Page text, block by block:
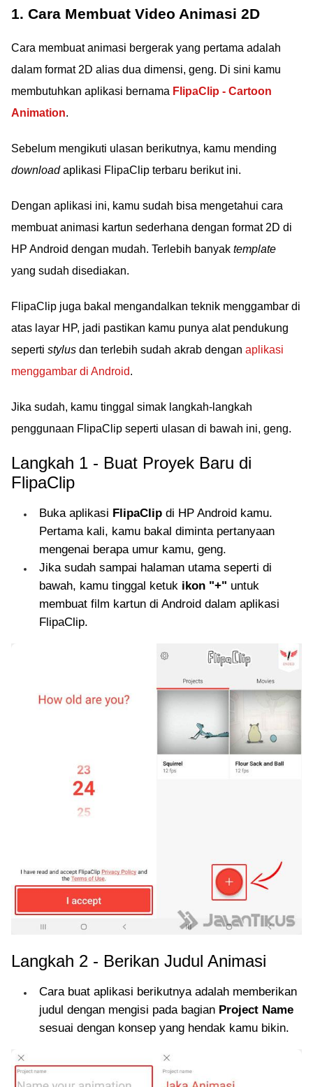
1. Cara Membuat Video Animasi 2D
Cara membuat animasi bergerak yang pertama adalah
dalam format 2D alias dua dimensi, geng. Di sini kamu
membutuhkan aplikasi bernama FlipaClip - Cartoon
Animation.
Sebelum mengikuti ulasan berikutnya, kamu mending
downloadaplikasi FlipaClip terbaru berikut ini.
Dengan aplikasi ini, kamu sudah bisa mengetahui cara
membuat animasi kartun sederhana dengan format 2D di
HP Android dengan mudah. Terlebih banyak template
yang sudah disediakan.
FlipaClip juga bakal mengandalkan teknik menggambar di
atas layar HP, jadi pastikan kamu punya alat pendukung
seperti stylus dan terlebih sudah akrab dengan aplikasi
menggambar di Android.
Jika sudah, kamu tinggal simak langkah-langkah
penggunaan FlipaClip seperti ulasan di bawah ini, geng.
Langkah 1 - Buat Proyek Baru di
FlipaClip
Buka aplikasi FlipaClip di HP Android kamu.
Pertama kali, kamu bakal diminta pertanyaan
mengenai berapa umur kamu, geng.
Jika sudah sampai halaman utama seperti di
bawah, kamu tinggal ketuk ikon "+" untuk
membuat film kartun di Android dalam aplikasi
FlipaClip.
Langkah 2 - Berikan Judul Animasi
Cara buat aplikasi berikutnya adalah memberikan
judul dengan mengisi pada bagian Project Name
sesuai dengan konsep yang hendak kamu bikin.